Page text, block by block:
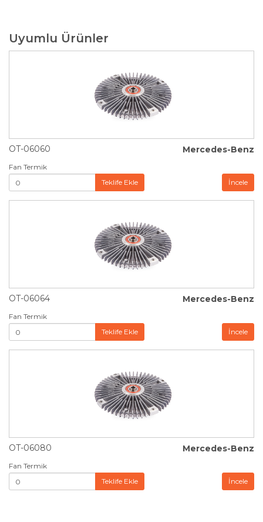
Uyumlu Ürünler
OT-06060 Mercedes-Benz
Fan Termik
Teklife Ekle
İncele
OT-06064 Mercedes-Benz
Fan Termik
Teklife Ekle
İncele
OT-06080 Mercedes-Benz
Fan Termik
Teklife Ekle
İncele